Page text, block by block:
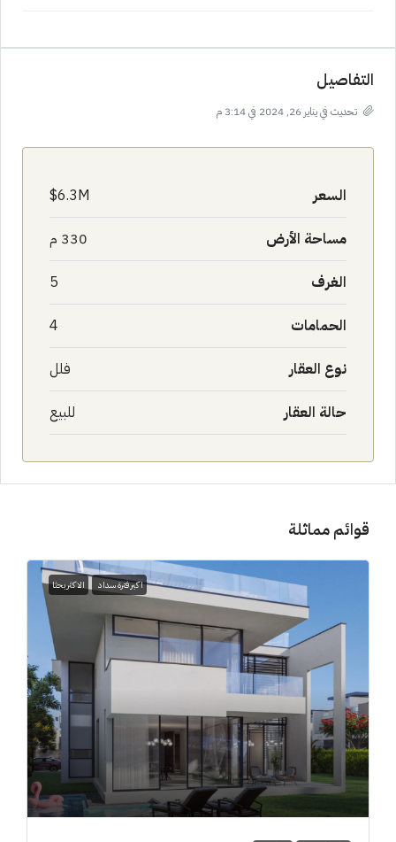
التفاصيل
تحديث في يناير 26, 2024 في 3:14 م
السعر 6.3M$
مساحة الأرض 330 م
الغرف 5
الحمامات 4
نوع العقار فلل
حالة العقار للبيع
قوائم مماثلة
اكبر فترة سداد الاكثر بحثا